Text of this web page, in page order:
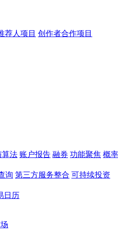
荐人项目 创作者合作项目
算法 账户报告 融券 功能聚焦 概
询 第三方服务整合 可持续投资
日历